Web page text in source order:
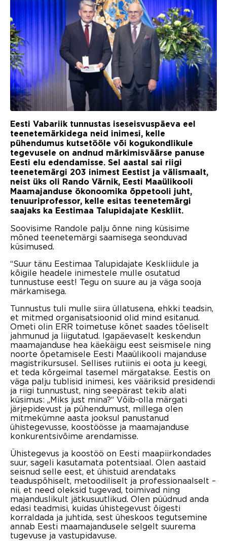
Eesti Vabariik tunnustas iseseisvuspäeva eel
teenetemärkidega neid inimesi, kelle
pühendumus kutsetööle või kogukondlikule
tegevusele on andnud märkimisväärse panuse
Eesti elu edendamisse. Sel aastal sai riigi
teenetemärgi 203 inimest Eestist ja välismaalt,
neist üks oli Rando Värnik, Eesti Maaülikooli
Maamajanduse ökonoomika õppetooli juht,
tenuuriprofessor, kelle esitas teenetemärgi
saajaks ka Eestimaa Talupidajate Keskliit.
Soovisime Randole palju õnne ning küsisime
mõned teenetemärgi saamisega seonduvad
küsimused.
“Suur tänu Eestimaa Talupidajate Keskliidule ja
kõigile headele inimestele mulle osutatud
tunnustuse eest! Tegu on suure au ja väga sooja
märkamisega.
Tunnustus tuli mulle siira üllatusena, ehkki teadsin,
et mitmed organisatsioonid olid mind esitanud.
Ometi olin ERR toimetuse kõnet saades tõeliselt
jahmunud ja liigutatud. Igapäevaselt keskendun
maamajanduse hea käekäigu eest seismisele ning
noorte õpetamisele Eesti Maaülikooli majanduse
magistrikursusel. Sellises rutiinis ei oota ju keegi,
et teda kõrgeimal tasemel märgatakse. Eestis on
väga palju tublisid inimesi, kes vääriksid presidendi
ja riigi tunnustust, ning seepärast tekib alati
küsimus: „Miks just mina?“ Võib-olla märgati
järjepidevust ja pühendumust, millega olen
mitmekümne aasta jooksul panustanud
ühistegevusse, koostöösse ja maamajanduse
konkurentsivõime arendamisse.
Ühistegevus ja koostöö on Eesti maapiirkondades
suur, sageli kasutamata potentsiaal. Olen aastaid
seisnud selle eest, et ühistuid arendataks
teaduspõhiselt, metoodiliselt ja professionaalselt –
nii, et need oleksid tugevad, toimivad ning
majanduslikult jätkusuutlikud. Olen püüdnud anda
edasi teadmisi, kuidas ühistegevust õigesti
korraldada ja juhtida, sest üheskoos tegutsemine
annab Eesti maamajandusele selgelt suurema
tugevuse ja vastupidavuse.